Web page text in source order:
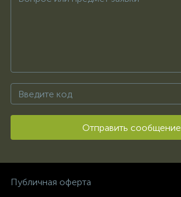
Отправить сообщение
Публичная оферта